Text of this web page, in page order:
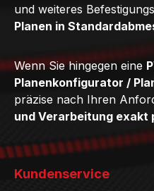
und weiteres
Planen in
Wenn Sie hingegen eine
Planenkonfigurator /
präzise nach Ihren
und Verarbeitung exakt
Kundenservice